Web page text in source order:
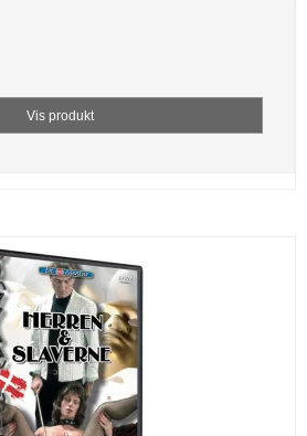
Vis produkt